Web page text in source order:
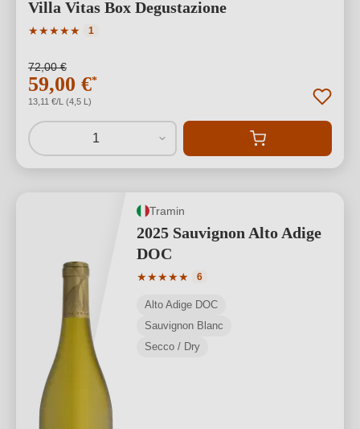
Villa Vitas Box Degustazione
★★★★★
Valutazione media di 5 su 5 stelle
1
72,00 €
59,00 €*
13,11 €/L (4,5 L)
1
Tramin
2025 Sauvignon Alto Adige
DOC
★★★★★
Valutazione media di 5 su 5 stelle
6
Alto Adige DOC
Sauvignon Blanc
Secco / Dry